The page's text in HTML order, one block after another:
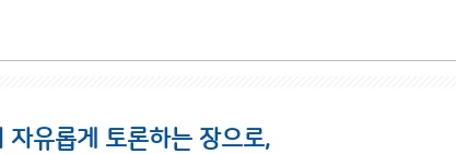
유롭게 토론하는 장으로,